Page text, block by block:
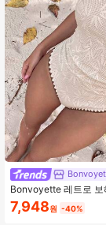
Bonvoyette 레트로 보
모카 브라운 1피스 수
위스트 메탈 액세서리,
7,948원 -40%